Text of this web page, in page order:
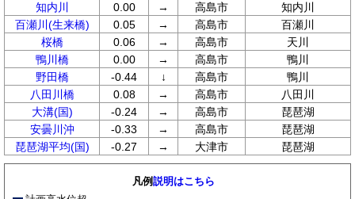
知内川
0.00 → 高島市
知内川
百瀬川(生来橋)
0.05 → 高島市
百瀬川
桜橋
0.06 → 高島市
天川
鴨川橋
0.00 → 高島市
鴨川
野田橋
-0.44 ↓ 高島市
鴨川
八田川橋
0.08 → 高島市
八田川
大溝(国)
-0.24 → 高島市
琵琶湖
安曇川沖
-0.33 → 高島市
琵琶湖
琵琶湖平均(国)
-0.27 → 大津市 琵琶湖
凡例説明はこちら